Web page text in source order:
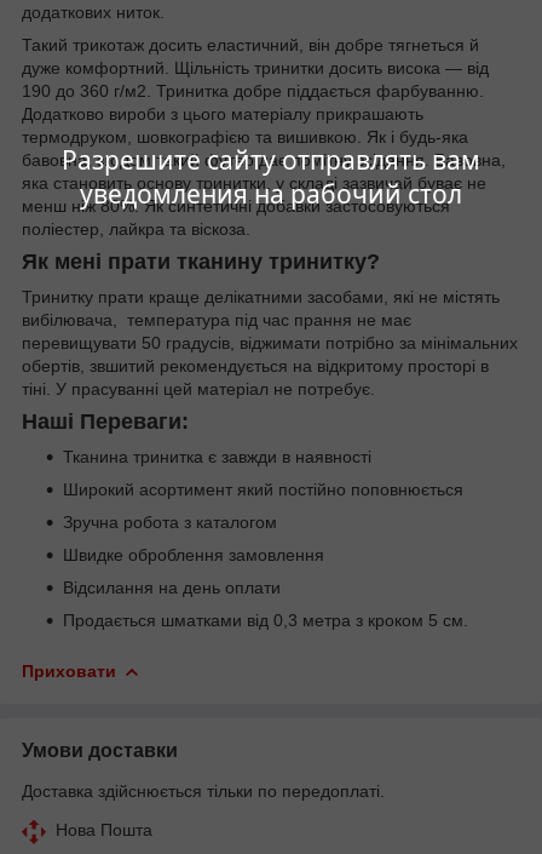
Разрешите сайту отправлять вам
уведомления на рабочий стол
додаткових ниток.
Такий трикотаж досить еластичний, він добре тягнеться й
дуже комфортний. Щільність тринитки досить висока — від
190 до 360 г/м2. Тринитка добре піддається фарбуванню.
Додатково вироби з цього матеріалу прикрашають
термодруком, шовкографією та вишивкою. Як і будь-яка
бавовна, згодом такий футер дає помітну зсідання. Бавовна,
яка становить основу тринитки, у складі зазвичай буває не
менш ніж 80%. Як синтетичні добавки застосовуються
поліестер, лайкра та віскоза.
Як мені прати тканину тринитку?
Тринитку прати краще делікатними засобами, які не містять
вибілювача, температура під час прання не має
перевищувати 50 градусів, віджимати потрібно за мінімальних
обертів, звшитий рекомендується на відкритому просторі в
тіні. У прасуванні цей матеріал не потребує.
Наші Переваги:
Тканина тринитка є завжди в наявності
Широкий асортимент який постійно поповнюється
Зручна робота з каталогом
Швидке оброблення замовлення
Відсилання на день оплати
Продається шматками від 0,3 метра з кроком 5 см.
Приховати
Умови доставки
Доставка здійснюється тільки по передоплаті.
Нова Пошта